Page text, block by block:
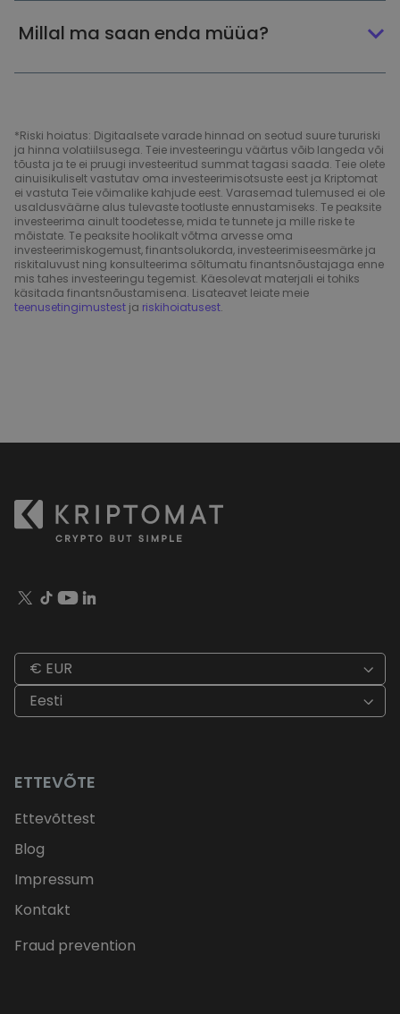
Millal ma saan enda müüa?
*Riski hoiatus: Digitaalsete varade hinnad on seotud suure tururiski
ja hinna volatiilsusega. Teie investeeringu väärtus võib langeda või
tõusta ja te ei pruugi investeeritud summat tagasi saada. Teie olete
ainuisikuliselt vastutav oma investeerimisotsuste eest ja Kriptomat
ei vastuta Teie võimalike kahjude eest. Varasemad tulemused ei ole
usaldusväärne alus tulevaste tootluste ennustamiseks. Te peaksite
investeerima ainult toodetesse, mida te tunnete ja mille riske te
mõistate. Te peaksite hoolikalt võtma arvesse oma
investeerimiskogemust, finantsolukorda, investeerimiseesmärke ja
riskitaluvust ning konsulteerima sõltumatu finantsnõustajaga enne
mis tahes investeeringu tegemist. Käesolevat materjali ei tohiks
käsitada finantsnõustamisena. Lisateavet leiate meie
teenusetingimustest ja riskihoiatusest.
€ EUR
Eesti
ETTEVÕTE
Ettevõttest
Blog
Impressum
Kontakt
Fraud prevention